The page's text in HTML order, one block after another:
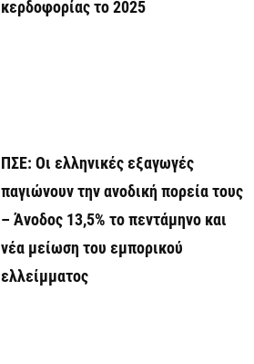
κερδοφορίας το 2025
ΠΣΕ: Οι ελληνικές εξαγωγές
παγιώνουν την ανοδική πορεία τους
– Άνοδος 13,5% το πεντάμηνο και
νέα μείωση του εμπορικού
ελλείμματος